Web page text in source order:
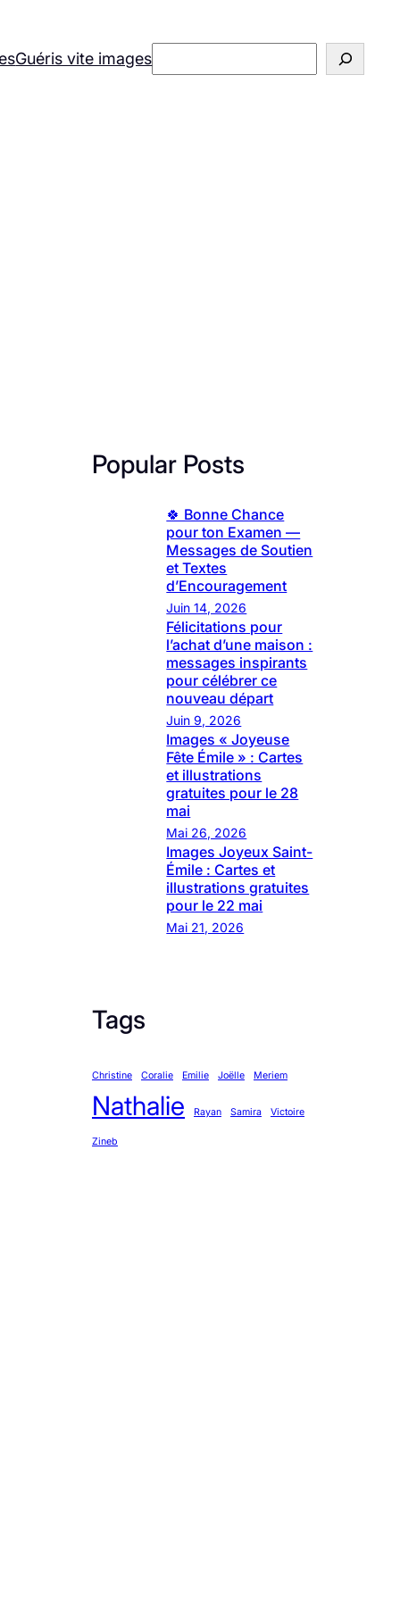
Guéris vite imagesRechercher
Popular Posts
🍀 Bonne Chance
pour ton Examen —
Messages de Soutien
et Textes
d’Encouragement
Juin 14, 2026
Félicitations pour
l’achat d’une maison :
messages inspirants
pour célébrer ce
nouveau départ
Juin 9, 2026
Images « Joyeuse
Fête Émile » : Cartes
et illustrations
gratuites pour le 28
mai
Mai 26, 2026
Images Joyeux Saint-
Émile : Cartes et
illustrations gratuites
pour le 22 mai
Mai 21, 2026
Tags
Christine Coralie Emilie Joëlle Meriem
Nathalie Rayan Samira Victoire
Zineb